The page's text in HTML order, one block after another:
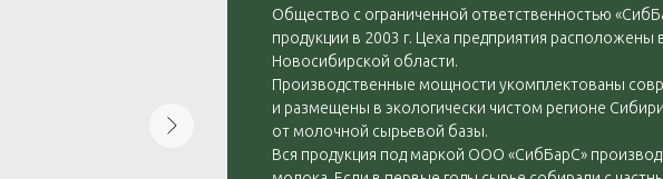
Общество с ограниченной ответственностью
продукции в 2003 г. Цеха предприятия расположены
Новосибирской области.
Производственные мощности укомплектованы
и размещены в экологически чистом регионе
от молочной сырьевой базы.
Вся продукция под маркой ООО «СибБарС»